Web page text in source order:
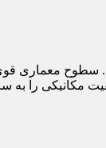
سطوح معماری
مکانیکی را به